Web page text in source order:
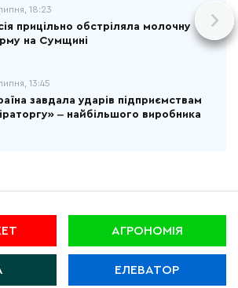
18:23
прицільно обстріляла молочну
на Сумщині
13:45
завдала ударів підприємствам
‒ найбільшого виробника
АГРОНОМІЯ
ЕЛЕВАТОР